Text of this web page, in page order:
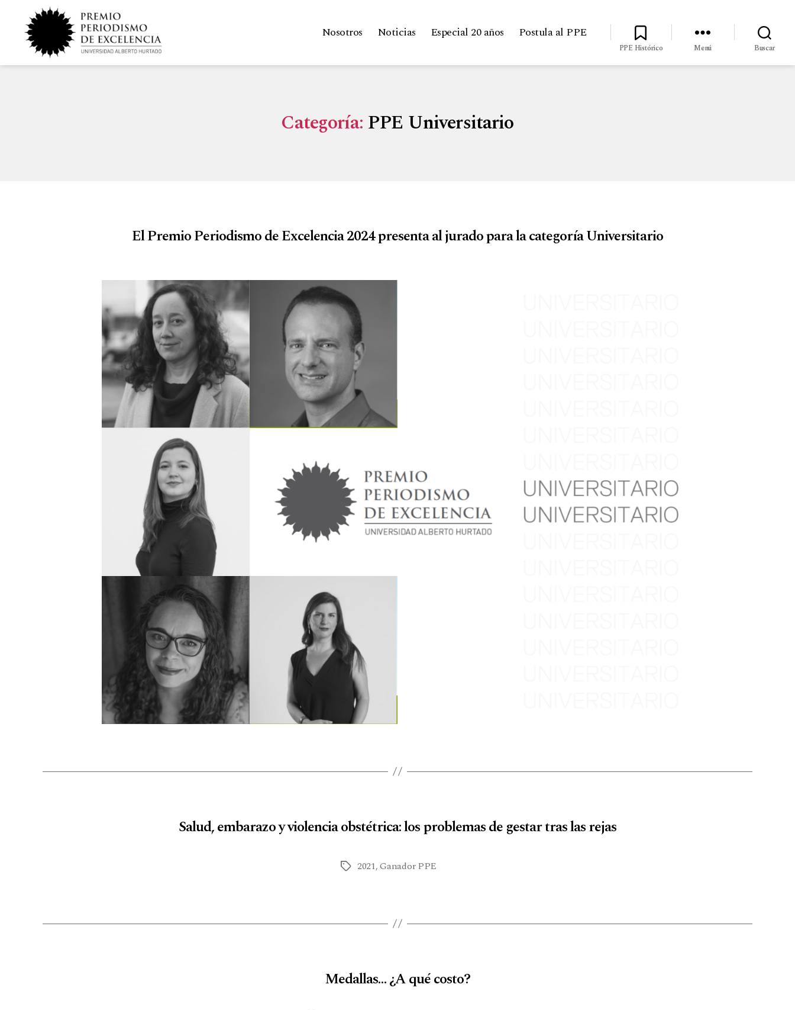
Nosotros Noticias Especial 20 años Postula al PPE
PPE Histórico Menú Buscar
Categoría: PPE Universitario
El Premio Periodismo de Excelencia 2024 presenta al jurado para la categoría Universitario
Salud, embarazo y violencia obstétrica: los problemas de gestar tras las rejas
2021,Ganador PPE
Medallas… ¿A qué costo?